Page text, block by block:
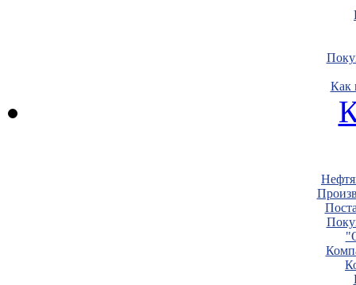
Как